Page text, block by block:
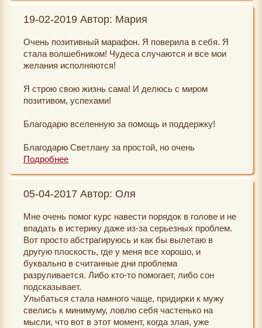
протягивает коробку твоих любимых конфет)
музыканты играют твою любимую песню)
Приходишь на работу, а там принесли твой
любимый пирог. Звонят и предлагают бесплатный
Заходишь на сайт магазина, а там вывесили скидку
на набор, который хотела. Идёшь домой, а погода
очень приятных собак, и людей тоже) Деньги на
долг вернули вдруг и с благодарностью) Приходишь
домой, там дочки показывают дневники с пятёрками
и убрались в комнате внезапно) ...И вот так до
на позитив и радость! И это реальность!
Я очень благодарна за этот курс Светлане и
Екатерине, с наступающим вас новым годом,
спасибо от всей души за ваш труд! Всего вам в
жизни самого наилучшего, волшебства, и чтобы
ваши мечты сбывались радостно и приятно!
?????????
19-02-2019 Автор: Мария
Очень позитивный марафон. Я поверила в себя. Я
стала волшебником! Чудеса случаются и все мои
желания исполняются!
Я строю свою жизнь сама! И делюсь с миром
позитивом, успехами!
Благодарю вселенную за помощь и поддержку!
Благодарю Светлану за простой, но очень
эффективный марафон, за веру в меня))
рекомендую к прохождению этот марафон!
Подробнее
05-04-2017 Автор: Оля
Мне очень помог курс навести порядок в голове и не
впадать в истерику даже из-за серьезных проблем.
Вот просто абстрагируюсь и как бы вылетаю в
другую плоскость, где у меня все хорошо, и
буквально в считанные дни проблема
разруливается. Либо кто-то помогает, либо сон
подсказывает.
Улыбаться стала намного чаще, придирки к мужу
свелись к минимуму, ловлю себя частенько на
мысли, что вот в этот момент, когда злая, уже